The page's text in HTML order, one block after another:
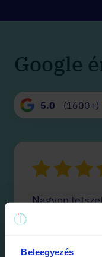
Beleegyezés
Google
5.0 (1600+)
Nagyon